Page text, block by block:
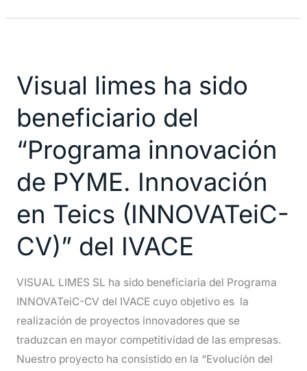
Visual limes ha sido
beneficiario del
“Programa innovación
de PYME. Innovación
en Teics (INNOVATeiC-
CV)” del IVACE
VISUAL LIMES SL ha sido beneficiaria del Programa
INNOVATeiC-CV del IVACE cuyo objetivo es la
realización de proyectos innovadores que se
traduzcan en mayor competitividad de las empresas.
Nuestro proyecto ha consistido en la “Evolución del
ha
beneficiario
del
“Programa
innovación
PYME.
Innovación
en